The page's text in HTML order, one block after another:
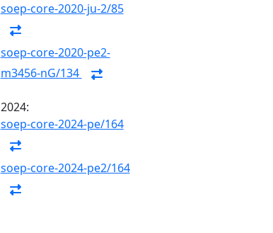
soep-core-2020-ju-2/85
soep-core-2020-pe2-
m3456-nG/134
2024:
soep-core-2024-pe/164
soep-core-2024-pe2/164